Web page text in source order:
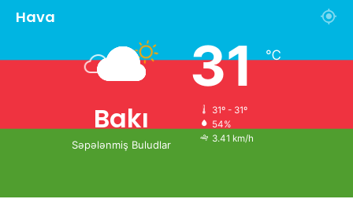
Hava
Bakı
Səpələnmiş Buludlar
31℃
31º - 31º
54%
3.41 km/h